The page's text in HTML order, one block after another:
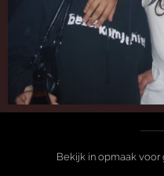
Bekijk in opmaak